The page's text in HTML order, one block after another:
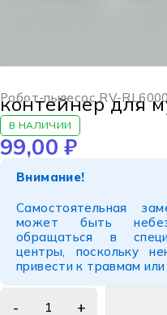
Робот-пылесос RV-
контейнер для
В НАЛИЧИИ
99,00₽
Внимание!
Самостоятельная
может быть
обращаться в
центры, поскольку
привести к травмам